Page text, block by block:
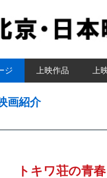
ジ 上映作品 上
画紹介
トキワ荘の青